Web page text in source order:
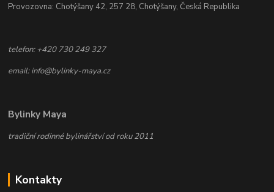
Provozovna: Chotýšany 42, 257 28, Chotýšany, Česká Republika
telefon: +420 730 249 327
email: info@bylinky-maya.cz
Bylinky Maya
tradiční rodinné bylinářství od roku 2011
Kontakty